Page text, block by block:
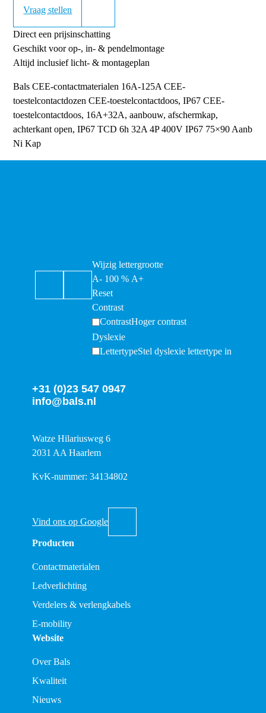
Vraag stellen
Direct een prijsinschatting
Geschikt voor op-, in- & pendelmontage
Altijd inclusief licht- & montageplan
Bals CEE-contactmaterialen 16A-125A CEE-
toestelcontactdozen CEE-toestelcontactdoos, IP67 CEE-
toestelcontactdoos, 16A+32A, aanbouw, afschermkap,
achterkant open, IP67 TCD 6h 32A 4P 400V IP67 75×90 Aanb
Ni Kap
Wijzig lettergrootte
A- 100% A+
Reset
Contrast
ContrastHoger contrast
Dyslexie
LettertypeStel dyslexie lettertype in
+31 (0)23 547 0947
info@bals.nl
Watze Hilariusweg 6
2031 AA Haarlem
KvK-nummer: 34134802
Vind ons op Google
Producten
Contactmaterialen
Ledverlichting
Verdelers & verlengkabels
E-mobility
Website
Over Bals
Kwaliteit
Nieuws